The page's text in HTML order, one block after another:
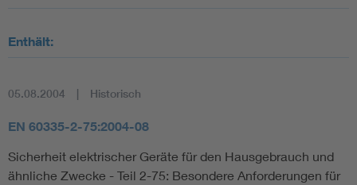
Enthält:
05.08.2004 Historisch
EN 60335-2-75:2004-08
Sicherheit elektrischer Geräte für den Hausgebrauch und
ähnliche Zwecke - Teil 2-75: Besondere Anforderungen für